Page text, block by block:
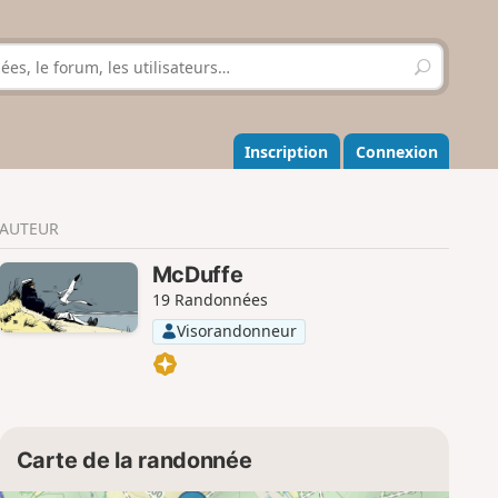
R
e
h
e
r
r
Inscription Connexion
AUTEUR
McDuffe
19 Randonnées
Visorandonneur
Carte de la randonnée